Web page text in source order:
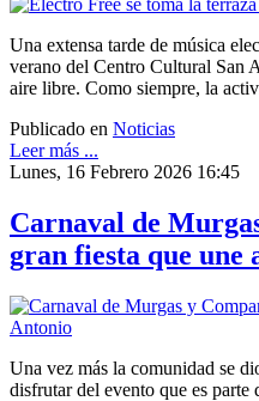
Una extensa tarde de música
verano del Centro Cultural San
aire libre. Como siempre, la
Publicado en Noticias
Leer más ...
Lunes, 16 Febrero 2026 16:45
Carnaval de
gran fiesta que une
Una vez más la comunidad se
disfrutar del evento que es